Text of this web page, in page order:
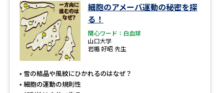
データサイエンス特集 奨学金・特待生制度特集
デジタルパンフレット 進路の３択
新学年スタート号特集ページ
（高3生用）
SELFBRAND特集ページ
細胞のアメーバ運動の秘密を探
る！
関心ワード：白血球
山口大学
岩楯 好昭 先生
雪の結晶や風紋にひかれるのはなぜ？
細胞の運動の規則性